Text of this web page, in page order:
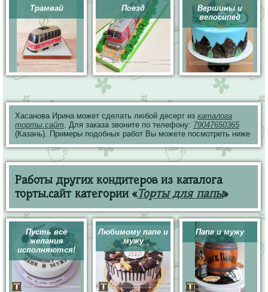
Трамвай Поезд
Вершины и
велосипед
Хасанова Ирина может сделать любой десерт из каталога
торты.сайт . Для заказа звоните по телефону: 79047650365
(Казань). Примеры подобных работ Вы можете посмотреть ниже
Работы других кондитеров из каталога
торты.сайт категории «Торты для папы»
Пусть все
желания
исполняются!
Любимому папе и
мужу
Папе и мужу